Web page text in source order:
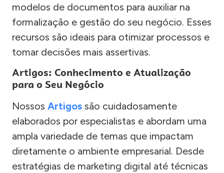
modelos de documentos para auxiliar na
formalização e gestão do seu negócio. Esses
recursos são ideais para otimizar processos e
tomar decisões mais assertivas.
Artigos: Conhecimento e Atualização
para o Seu Negócio
Nossos Artigos são cuidadosamente
elaborados por especialistas e abordam uma
ampla variedade de temas que impactam
diretamente o ambiente empresarial. Desde
estratégias de marketing digital até técnicas